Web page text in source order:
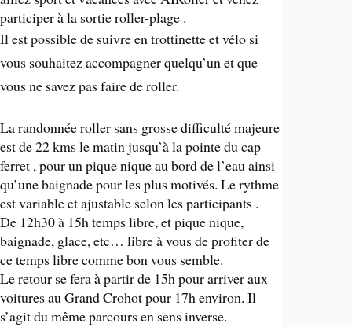
participer à la sortie roller-plage .
Il est possible de suivre en trottinette et vélo si
vous souhaitez accompagner quelqu’un et que
vous ne savez pas faire de roller.
La randonnée roller sans grosse difficulté majeure
est de 22 kms le matin jusqu’à la pointe du cap
ferret , pour un pique nique au bord de l’eau ainsi
qu’une baignade pour les plus motivés. Le rythme
est variable et ajustable selon les participants .
De 12h30 à 15h temps libre, et pique nique,
baignade, glace, etc… libre à vous de profiter de
ce temps libre comme bon vous semble.
Le retour se fera à partir de 15h pour arriver aux
voitures au Grand Crohot pour 17h environ. Il
s’agit du même parcours en sens inverse.